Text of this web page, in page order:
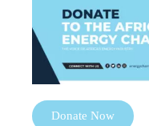
Donate Now